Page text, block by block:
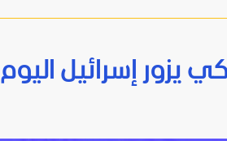
يزور إسرائيل اليوم